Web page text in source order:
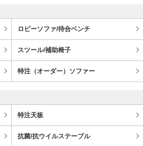
ロビーソファ/待合ベンチ
スツール/補助椅子
特注（オーダー）ソファー
特注天板
抗菌/抗ウイルステーブル